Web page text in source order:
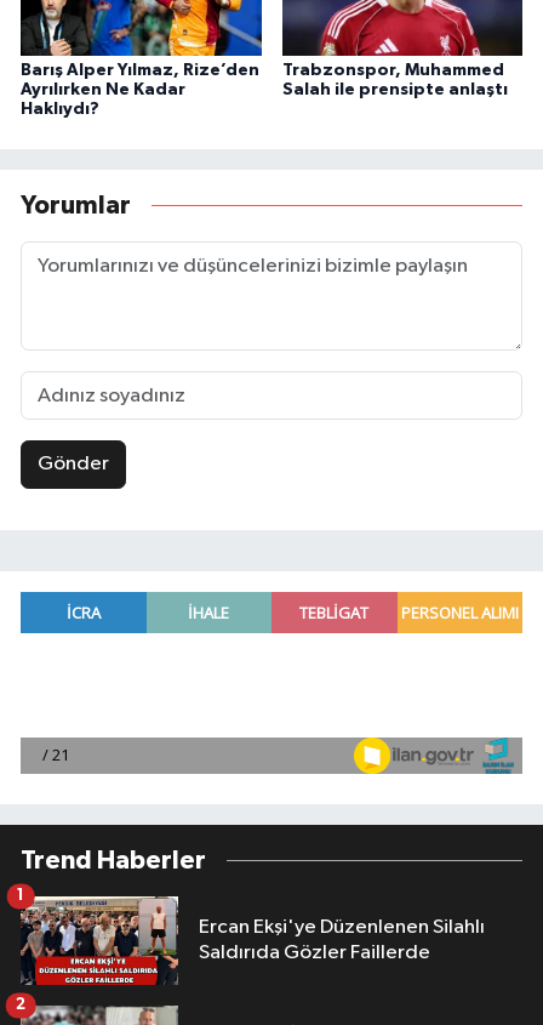
Barış Alper Yılmaz, Rize’den
Ayrılırken Ne Kadar
Haklıydı?
Trabzonspor, Muhammed
Salah ile prensipte anlaştı
Yorumlar
Gönder
Trend Haberler
Ercan Ekşi'ye Düzenlenen Silahlı
Saldırıda Gözler Faillerde
1
2